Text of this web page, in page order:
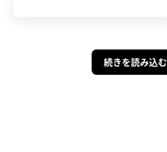
続きを読み込む